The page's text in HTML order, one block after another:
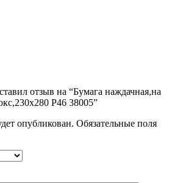
отзыв на “Бумага наждачная,на
Р46 38005”
опубликован. Обязательные поля